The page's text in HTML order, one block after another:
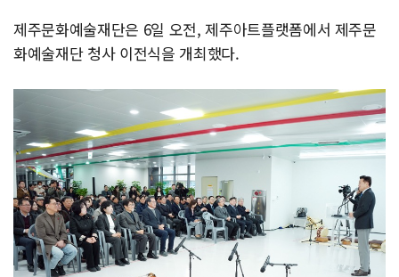
제주문화예술재단은 6일 오전, 제주아트플랫폼에서 제주문
화예술재단 청사 이전식을 개최했다.